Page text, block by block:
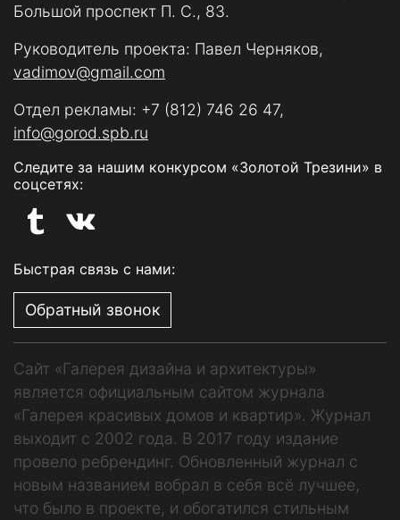
Большой проспект П. С., 83.
Руководитель проекта: Павел Черняков,
vadimov@gmail.com
Отдел рекламы: +7 (812) 746 26 47,
info@gorod.spb.ru
Следите за нашим конкурсом «Золотой Трезини» в
соцсетях:
Быстрая связь с нами:
Обратный звонок
Сайт «Галерея дизайна и архитектуры»
является официальным сайтом журнала
«Галерея красивых домов и квартир». Журнал
выходит с 2002 года. В 2017 году издание
провело ребрендинг. Обновленный журнал с
новым названием вобрал в себя всё лучшее,
что было в проекте, и обогатился стильным